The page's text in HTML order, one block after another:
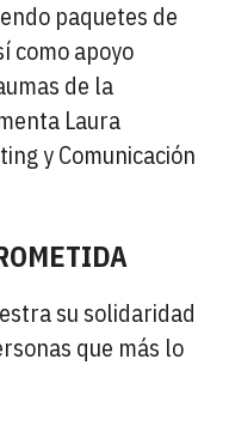
paquetes de
como apoyo
de la
Laura
y Comunicación
su solidaridad
que más lo